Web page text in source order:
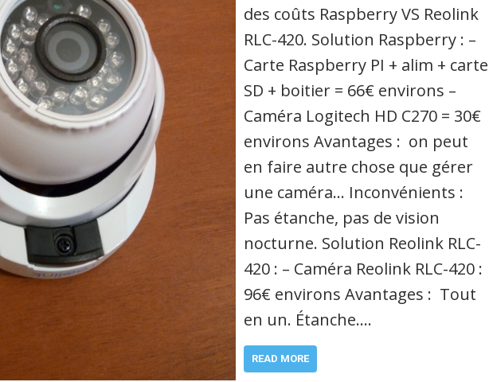
des coûts Raspberry VS Reolink
RLC-420. Solution Raspberry : –
Carte Raspberry PI + alim + carte
SD + boitier = 66€ environs –
Caméra Logitech HD C270 = 30€
environs Avantages : on peut
en faire autre chose que gérer
une caméra… Inconvénients :
Pas étanche, pas de vision
nocturne. Solution Reolink RLC-
420 : – Caméra Reolink RLC-420 :
96€ environs Avantages : Tout
en un. Étanche.…
READ MORE